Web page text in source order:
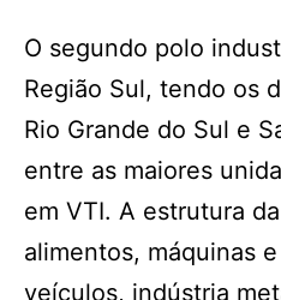
O segundo polo
Região Sul, tendo os
Rio Grande do Sul e
entre as maiores
em VTI. A estrutura
alimentos, máquinas
veículos, indústria